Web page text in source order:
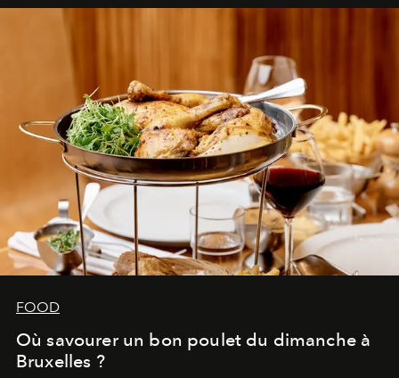
FOOD
Où savourer un bon poulet du dimanche à
Bruxelles ?